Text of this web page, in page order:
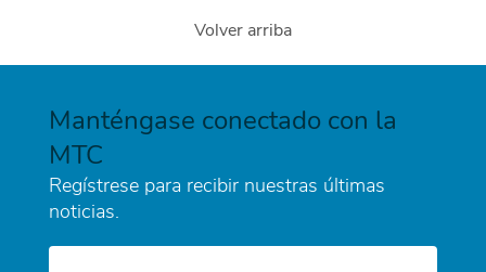
Volver arriba
Manténgase conectado con la
MTC
Regístrese para recibir nuestras últimas
noticias.